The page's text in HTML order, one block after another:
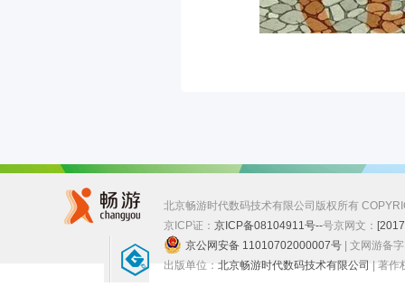
北京畅游时代数码技术有限公司版权所有
京ICP证： 京ICP备08104911号--号京网文：
京公网安备 11010702000007号 | 文网游备
出版单位： 北京畅游时代数码技术有限公司 | 著作